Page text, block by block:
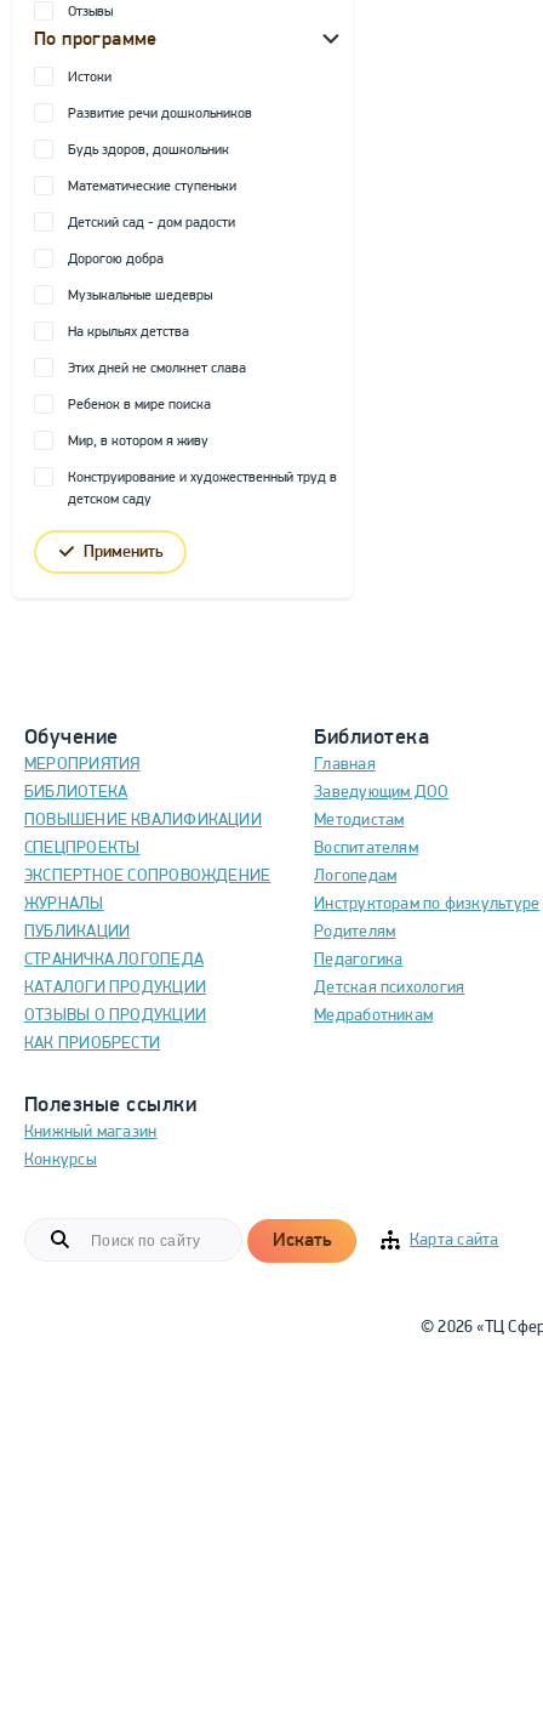
Отзывы
По программе
Истоки
Развитие речи дошкольников
Будь здоров, дошкольник
Математические ступеньки
Детский сад - дом радости
Дорогою добра
Музыкальные шедевры
На крыльях детства
Этих дней не смолкнет слава
Ребенок в мире поиска
Мир, в котором я живу
Конструирование и художественный труд в
детском саду
Применить
Обучение
МЕРОПРИЯТИЯ
БИБЛИОТЕКА
ПОВЫШЕНИЕ КВАЛИФИКАЦИИ
СПЕЦПРОЕКТЫ
ЭКСПЕРТНОЕ СОПРОВОЖДЕНИЕ
ЖУРНАЛЫ
ПУБЛИКАЦИИ
СТРАНИЧКА ЛОГОПЕДА
КАТАЛОГИ ПРОДУКЦИИ
ОТЗЫВЫ О ПРОДУКЦИИ
КАК ПРИОБРЕСТИ
Полезные ссылки
Книжный магазин
Конкурсы
Библиотека
Главная
Заведующим ДОО
Методистам
Воспитателям
Логопедам
Инструкторам по физкультуре
Родителям
Педагогика
Детская психология
Медработникам
Искать Карта сайта
© 2026 «ТЦ